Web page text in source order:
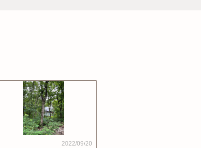
2022/09/20